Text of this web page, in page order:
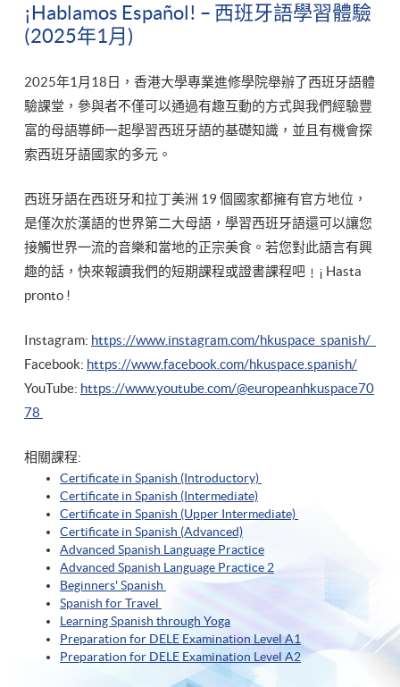
¡Hablamos Español! – 西班牙語學習體驗
(2025年1月)
2025年1月18日，香港大學專業進修學院舉辦了西班牙語體
驗課堂，參與者不僅可以通過有趣互動的方式與我們經驗豐
富的母語導師一起學習西班牙語的基礎知識，並且有機會探
索西班牙語國家的多元。
西班牙語在西班牙和拉丁美洲 19 個國家都擁有官方地位，
是僅次於漢語的世界第二大母語，學習西班牙語還可以讓您
接觸世界一流的音樂和當地的正宗美食。若您對此語言有興
趣的話，快來報讀我們的短期課程或證書課程吧﹗¡ Hasta
pronto !
Instagram: https://www.instagram.com/hkuspace_spanish/
Facebook: https://www.facebook.com/hkuspace.spanish/
YouTube: https://www.youtube.com/@europeanhkuspace70
78
相關課程:
Certificate in Spanish (Introductory)
Certificate in Spanish (Intermediate)
Certificate in Spanish (Upper Intermediate)
Certificate in Spanish (Advanced)
Advanced Spanish Language Practice
Advanced Spanish Language Practice 2
Beginners' Spanish
Spanish for Travel
Learning Spanish through Yoga
Preparation for DELE Examination Level A1
Preparation for DELE Examination Level A2